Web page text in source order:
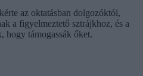
az oktatásban dolgozóktól,
a figyelmeztető sztrájkhoz, és a
hogy támogassák őket.